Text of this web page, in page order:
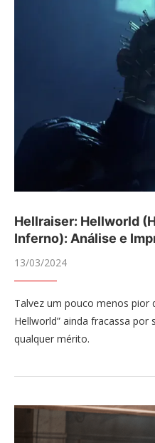
Hellraiser: Hellworld
Inferno): Análise e
13/03/2024
Talvez um pouco menos pior
Hellworld” ainda fracassa
qualquer mérito.